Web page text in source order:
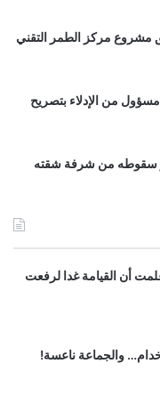
مشروع مركز الطمر التقني
من الإدلاء بتصريح
سقوطه من شرفة شقته
أن القيامة غدا لرفعت
والجماعة ناعسة!